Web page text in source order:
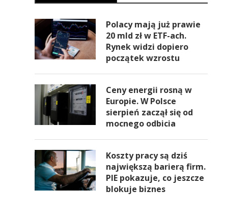
Polacy mają już prawie
20 mld zł w ETF-ach.
Rynek widzi dopiero
początek wzrostu
Ceny energii rosną w
Europie. W Polsce
sierpień zaczął się od
mocnego odbicia
Koszty pracy są dziś
największą barierą firm.
PIE pokazuje, co jeszcze
blokuje biznes